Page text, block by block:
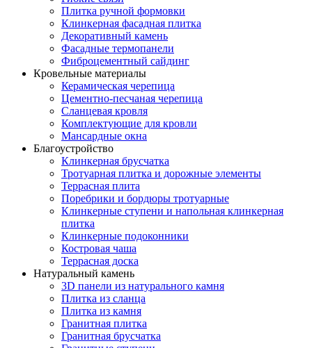
Плитка ручной формовки
Клинкерная фасадная плитка
Декоративный камень
Фасадные термопанели
Фиброцементный сайдинг
Кровельные материалы
Керамическая черепица
Цементно-песчаная черепица
Сланцевая кровля
Комплектующие для кровли
Мансардные окна
Благоустройство
Клинкерная брусчатка
Тротуарная плитка и дорожные элементы
Террасная плита
Поребрики и бордюры тротуарные
Клинкерные ступени и напольная клинкерная
плитка
Клинкерные подоконники
Костровая чаша
Террасная доска
Натуральный камень
3D панели из натурального камня
Плитка из сланца
Плитка из камня
Гранитная плитка
Гранитная брусчатка